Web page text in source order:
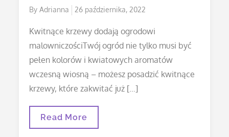
ByAdrianna
Posted
26 października, 2022
Kwitnące krzewy dodają ogrodowi
malowniczościTwój ogród nie tylko musi być
pełen kolorów i kwiatowych aromatów
wczesną wiosną – możesz posadzić kwitnące
krzewy, które zakwitać już […]
Krzewy
Read More